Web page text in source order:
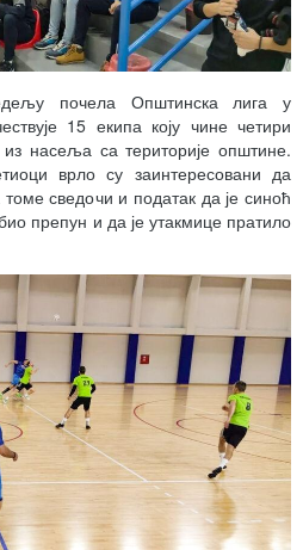
почела Општинска лига у
15 екипа коју чине четири
насеља са територије општине.
врло су заинтересовани да
сведочи и податак да је синоћ
препун и да је утакмице пратило